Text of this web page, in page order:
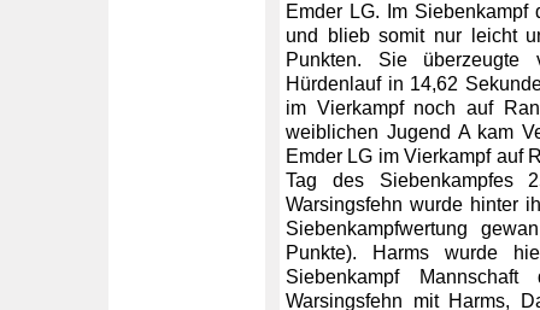
Emder LG. Im
und blieb somit nur leicht
Punkten. Sie
Hürdenlauf in 14,62
im Vierkampf noch auf
weiblichen Jugend A kam
Emder LG im Vierkampf auf
Tag des Siebenkampfes
Warsingsfehn wurde hinter
Siebenkampfwertung
Punkte). Harms wurde
Siebenkampf
Warsingsfehn mit Harms,